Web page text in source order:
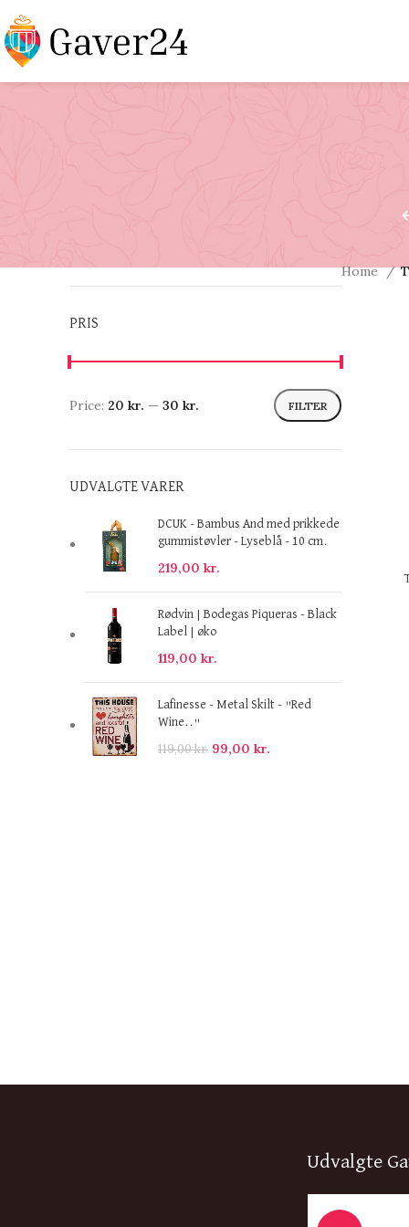
PRIS
FILTER
Price: 20 kr. — 30 kr.
UDVALGTE VARER
DCUK - Bambus And med prikkede
gummistøvler - Lyseblå - 10 cm.
219,00 kr.
Rødvin | Bodegas Piqueras - Black
Label | øko
119,00 kr.
Lafinesse - Metal Skilt - "Red
Wine.."
119,00kr. 99,00 kr.
Home
Udvalgte